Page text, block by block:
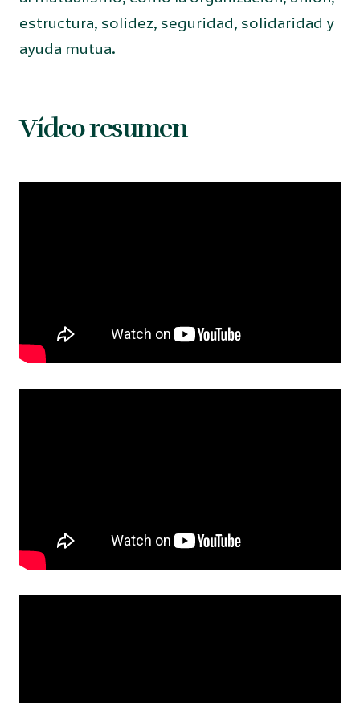
estructura, solidez, seguridad, solidaridad y
ayuda mutua.
Vídeo resumen